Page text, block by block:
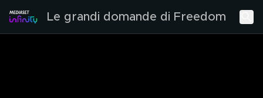
Le grandi domande di Freedom